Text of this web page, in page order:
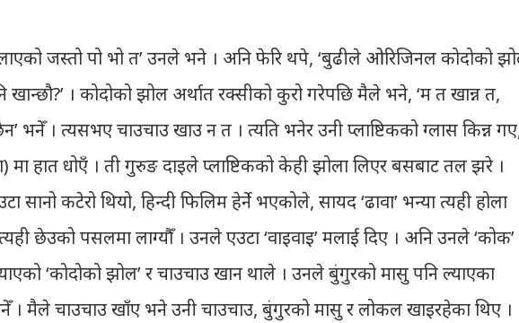
जस्तो पो भो त’ उनले भने । अनि फेरि थपे, ‘बुढीले ओरिजिनल कोदोको
खान्छौ?’ । कोदोको झोल अर्थात रक्सीको कुरो गरेपछि मैले भने, ‘म त खान्न त,
भनेँ । त्यसभए चाउचाउ खाउ न त । त्यति भनेर उनी प्लाष्टिकको ग्लास किन्न
मा हात धोएँ । ती गुरुङ दाइले प्लाष्टिकको केही झोला लिएर बसबाट तल झरे ।
सानो कटेरो थियो, हिन्दी फिलिम हेर्ने भएकोले, सायद ‘ढावा’ भन्या त्यही होला
छेउको पसलमा लाग्यौँ । उनले एउटा ‘वाइवाइ’ मलाई दिए । अनि उनले ‘कोक’
‘कोदोको झोल’ र चाउचाउ खान थाले । उनले बुंगुरको मासु पनि ल्याएका
मैले चाउचाउ खाँए भने उनी चाउचाउ, बुंगुरको मासु र लोकल खाइरहेका थिए ।